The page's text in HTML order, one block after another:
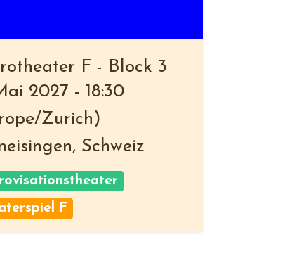
F - Block 3
2027 - 18:30
Zurich )
, Schweiz
F